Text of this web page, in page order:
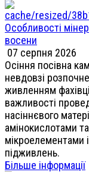
Особливості
восени
07 серпня 2026
Осіння посівна
невдовзі
живленням фахівці
важливості
насіннєвого
амінокислотами
мікроелементами
підживлень.
Більше інформації